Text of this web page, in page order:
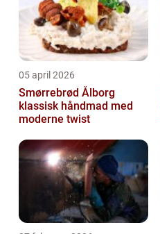
05 april 2026
Smørrebrød Ålborg
klassisk håndmad med
moderne twist